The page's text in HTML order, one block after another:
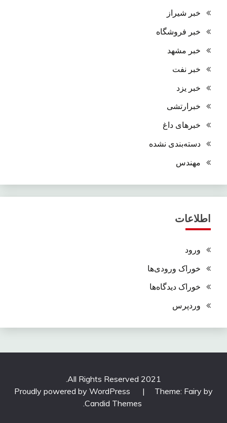
خبر شیراز
خبر فروشگاه
خبر مشهد
خبر نفت
خبر یزد
خبرارتشی
خبرهای داغ
دسته‌بندی نشده
مهندس
اطلاعات
ورود
خوراک ورودی‌ها
خوراک دیدگاه‌ها
وردپرس
All Rights Reserved 2021.
Proudly powered by WordPress
|
Theme: Fairy by
Candid Themes
.